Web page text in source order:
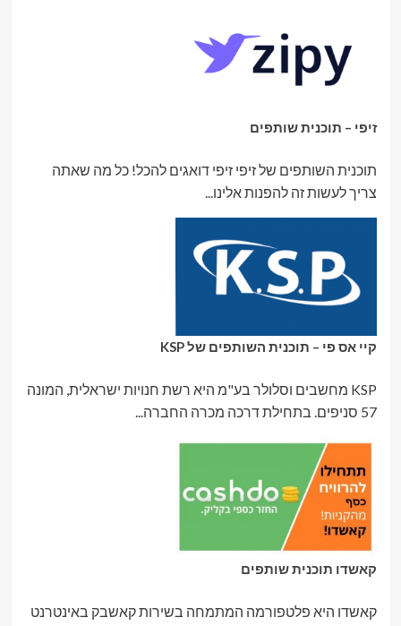
זיפי – תוכנית שותפים
תוכנית השותפים של זיפי זיפי דואגים להכל! כל מה שאתה
צריך לעשות זה להפנות אלינו...
קיי אס פי – תוכנית השותפים של KSP
KSP מחשבים וסלולר בע"מ היא רשת חנויות ישראלית, המונה
57 סניפים. בתחילת דרכה מכרה החברה...
קאשדו תוכנית שותפים
קאשדו היא פלטפורמה המתמחה בשירות קאשבק באינטרנט